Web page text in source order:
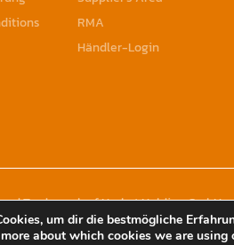
RMA
Händler-Login
Trademark of Herbst Holding GmbH
um dir die bestmögliche
about which cookies we are